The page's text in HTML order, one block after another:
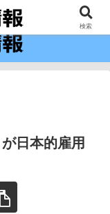
。
日本的雇用
検索